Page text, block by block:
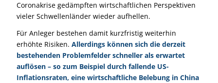
Coronakrise gedämpften wirtschaftlichen Perspektiven
vieler Schwellenländer wieder aufhellen.
Für Anleger bestehen damit kurzfristig weiterhin
erhöhte Risiken. Allerdings können sich die derzeit
bestehenden Problemfelder schneller als erwartet
auflösen – so zum Beispiel durch fallende US-
Inflationsraten, eine wirtschaftliche Belebung in China